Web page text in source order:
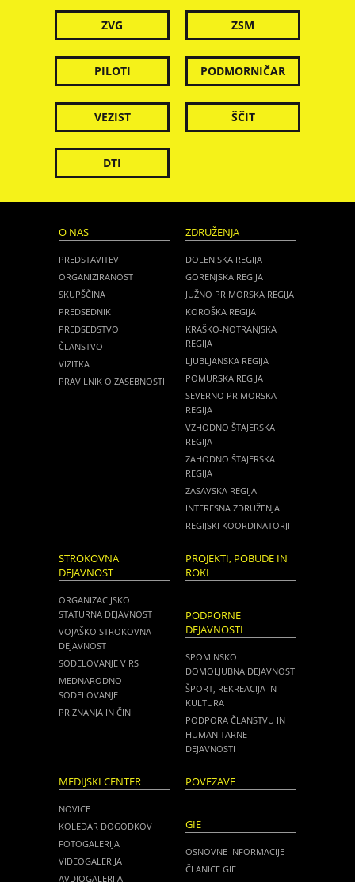
ZVG ZSM
PILOTI PODMORNIČAR
VEZIST ŠČIT
DTI
O NAS
PREDSTAVITEV
ORGANIZIRANOST
SKUPŠČINA
PREDSEDNIK
PREDSEDSTVO
ČLANSTVO
VIZITKA
PRAVILNIK O ZASEBNOSTI
ZDRUŽENJA
DOLENJSKA REGIJA
GORENJSKA REGIJA
JUŽNO PRIMORSKA REGIJA
KOROŠKA REGIJA
KRAŠKO-NOTRANJSKA
REGIJA
LJUBLJANSKA REGIJA
POMURSKA REGIJA
SEVERNO PRIMORSKA
REGIJA
VZHODNO ŠTAJERSKA
REGIJA
ZAHODNO ŠTAJERSKA
REGIJA
ZASAVSKA REGIJA
INTERESNA ZDRUŽENJA
REGIJSKI KOORDINATORJI
STROKOVNA
DEJAVNOST
ORGANIZACIJSKO
STATURNA DEJAVNOST
VOJAŠKO STROKOVNA
DEJAVNOST
SODELOVANJE V RS
MEDNARODNO
SODELOVANJE
PRIZNANJA IN ČINI
PROJEKTI, POBUDE IN
ROKI
PODPORNE
DEJAVNOSTI
SPOMINSKO
DOMOLJUBNA DEJAVNOST
ŠPORT, REKREACIJA IN
KULTURA
PODPORA ČLANSTVU IN
HUMANITARNE
DEJAVNOSTI
MEDIJSKI CENTER
NOVICE
KOLEDAR DOGODKOV
FOTOGALERIJA
VIDEOGALERIJA
AVDIOGALERIJA
POVEZAVE
GIE
OSNOVNE INFORMACIJE
ČLANICE GIE